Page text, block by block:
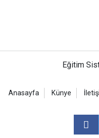
Eğitim
Anasayfa Künye